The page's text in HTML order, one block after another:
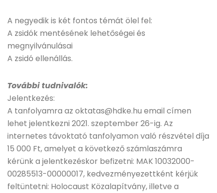
A negyedik is két fontos témát ölel fel:
A zsidók mentésének lehetőségei és
megnyilvánulásai
A zsidó ellenállás.
További tudnivalók:
Jelentkezés:
A tanfolyamra az oktatas@hdke.hu email címen
lehet jelentkezni 2021. szeptember 26-ig. Az
internetes távoktató tanfolyamon való részvétel díja
15 000 Ft, amelyet a következő számlaszámra
kérünk a jelentkezéskor befizetni: MAK 10032000-
00285513-00000017, kedvezményezettként kérjük
feltüntetni: Holocaust Közalapítvány, illetve a